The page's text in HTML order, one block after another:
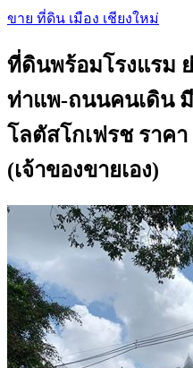
ขาย ที่ดิน เมือง เชียงใหม่
ที่ดินพร้อมโรงแรม
ท่าแพ-ถนนคนเดิน
โลตัสโกเฟรช ราคา
(เจ้าของขายเอง)